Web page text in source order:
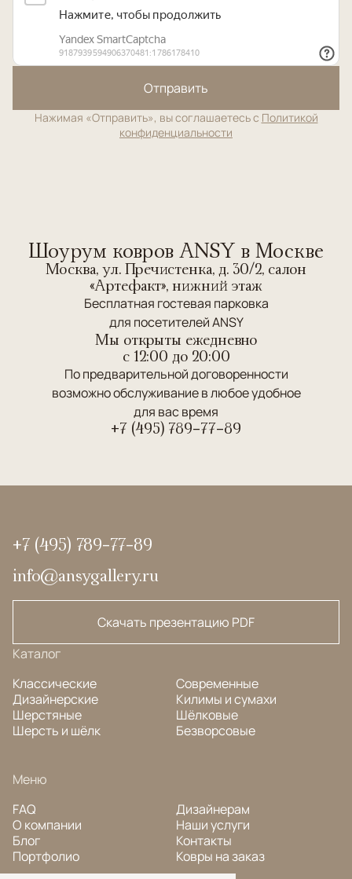
Отправить
Нажимая «Отправить», вы соглашаетесь с Политикой
конфиденциальности
Шоурум ковров ANSY в Москве
Москва, ул. Пречистенка, д. 30/2, салон
«Артефакт», нижний этаж
Бесплатная гостевая парковка
для посетителей ANSY
Мы открыты ежедневно
c 12:00 до 20:00
По предварительной договоренности
возможно обслуживание в любое удобное
для вас время
+7 (495) 789-77-89
+7 (495) 789-77-89
info@ansygallery.ru
Скачать презентацию PDF
Каталог
Классические
Дизайнерские
Шерстяные
Шерсть и шёлк
Современные
Килимы и сумахи
Шёлковые
Безворсовые
Меню
FAQ
О компании
Блог
Портфолио
Дизайнерам
Наши услуги
Контакты
Ковры на заказ